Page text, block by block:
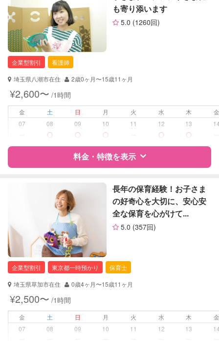
お子様の撮影
（定期特典）
対応不可
サポートの特徴
資格
企業型割引対象(旧内閣府補助対象)
自治体届出済ベビーシッター
保育士
対応可能/特徴
送迎サポート
お泊まり保育
子育て経験
障がい児対応 対応可否は個別に相談
お子様の撮影
（定期特典）
も寄り添います
5.0 (1260回)
企業型割引
看護師
埼玉県八潮市在住
2歳0ヶ月〜15歳11ヶ月
¥2,600〜 /1時間
金 土 日 月 火 水 木
07
08 09 10 11 12 13
料金・特徴を表示
レビュー
サポートの特徴
資格
自治体届出済ベビーシッター
看護師
対応可能/特徴
送迎サポート
子育て経験
長年の保育経験！お子さま
の好奇心を大切に、安心安
全な保育を心がけて...
5.0 (357回)
企業型割引 東京都一時預かり
保育士
埼玉県草加市在住
0歳4ヶ月〜15歳11ヶ月
¥2,500〜 /1時間
金 土 日 月 火 水 木
07
08 09 10 11 12 13